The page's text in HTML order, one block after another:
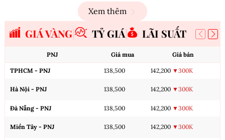
Xem thêm
GIÁ VÀNG TỶ GIÁ LÃI SUẤT
PNJ Giá mua Giá bán
TPHCM - PNJ 138,500 142,200 ▼300K
Hà Nội - PNJ 138,500 142,200 ▼300K
Đà Nẵng - PNJ 138,500 142,200 ▼300K
Miền Tây - PNJ 138,500 142,200 ▼300K